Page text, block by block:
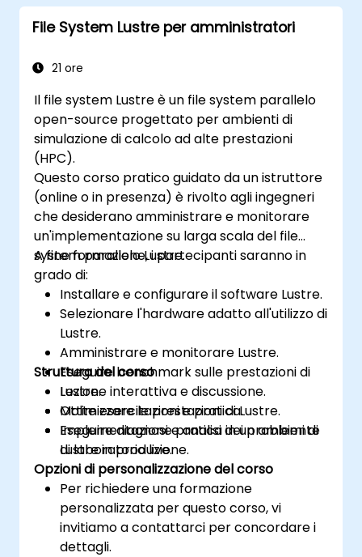
File System Lustre per amministratori
21 ore
Il file system Lustre è un file system parallelo
open-source progettato per ambienti di
simulazione di calcolo ad alte prestazioni
(HPC).
Questo corso pratico guidato da un istruttore
(online o in presenza) è rivolto agli ingegneri
che desiderano amministrare e monitorare
un'implementazione su larga scala del file
system parallelo Lustre.
A fine formazione, i partecipanti saranno in
grado di:
Installare e configurare il software Lustre.
Selezionare l'hardware adatto all'utilizzo di
Lustre.
Amministrare e monitorare Lustre.
Eseguire benchmark sulle prestazioni di
Lustre.
Ottimizzare le prestazioni di Lustre.
Eseguire diagnosi e analisi dei problemi di
Lustre in produzione.
Struttura del corso
Lezione interattiva e discussione.
Molte esercitazioni e pratica.
Implementazione pratica in un ambiente
di laboratorio live.
Opzioni di personalizzazione del corso
Per richiedere una formazione
personalizzata per questo corso, vi
invitiamo a contattarci per concordare i
dettagli.